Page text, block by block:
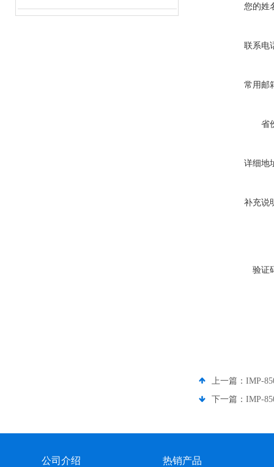
您的姓
联系电
常用邮
省
详细地
补充说
验证
上一篇： IMP-
下一篇： IMP-
公司介绍 热销产品